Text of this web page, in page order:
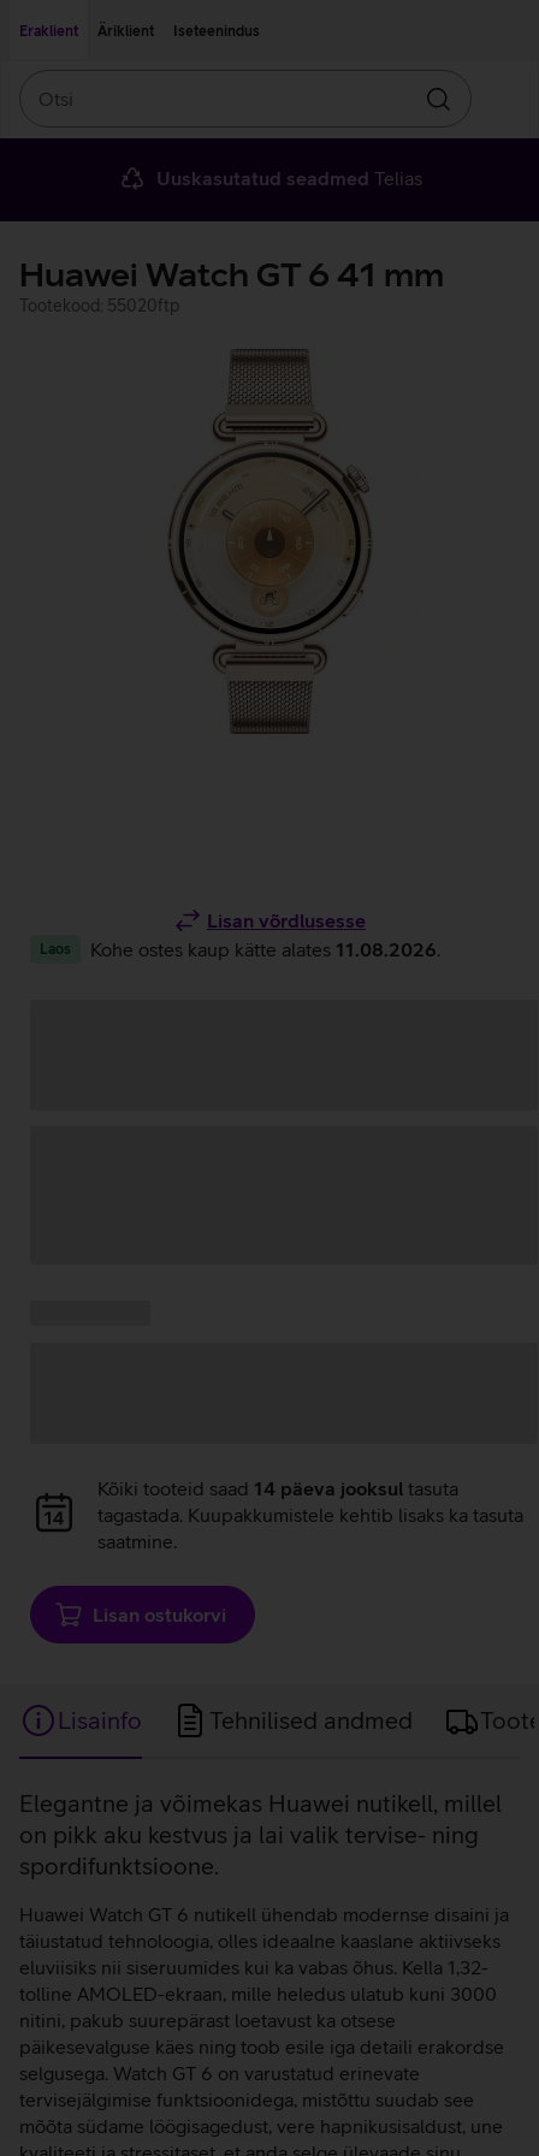
Eraklient
Äriklient Iseteenindus
Otsin
Uuskasutatud seadmed Telias
Huawei Watch GT 6 41 mm
Tootekood: 55020ftp
Lisan võrdlusesse
Laos Kohe ostes kaup kätte alates 11.08.2026
Andmete
laadimine
Kõiki tooteid saad 14 päeva jooksul tasuta
tagastada. Kuupakkumistele kehtib lisaks ka tasuta
saatmine.
Lisan ostukorvi
Lisainfo Tehnilised andmed
Lisainfo
Elegantne ja võimekas Huawei nutikell, millel
on pikk aku kestvus ja lai valik tervise- ning
spordifunktsioone.
Huawei Watch GT 6 nutikell ühendab modernse disaini ja
täiustatud tehnoloogia, olles ideaalne kaaslane aktiivseks
eluviisiks nii siseruumides kui ka vabas õhus. Kella 1,32-
tolline AMOLED-ekraan, mille heledus ulatub kuni 3000
nitini, pakub suurepärast loetavust ka otsese
päikesevalguse käes ning toob esile iga detaili erakordse
selgusega. Watch GT 6 on varustatud erinevate
tervisejälgimise funktsioonidega, mistõttu suudab see
mõõta südame löögisagedust, vere hapnikusisaldust, une